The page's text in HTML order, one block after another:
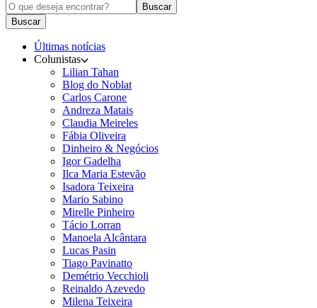
Buscar
Buscar
Últimas notícias
Colunistas
Lilian Tahan
Blog do Noblat
Carlos Carone
Andreza Matais
Claudia Meireles
Fábia Oliveira
Dinheiro & Negócios
Igor Gadelha
Ilca Maria Estevão
Isadora Teixeira
Mario Sabino
Mirelle Pinheiro
Tácio Lorran
Manoela Alcântara
Lucas Pasin
Tiago Pavinatto
Demétrio Vecchioli
Reinaldo Azevedo
Milena Teixeira